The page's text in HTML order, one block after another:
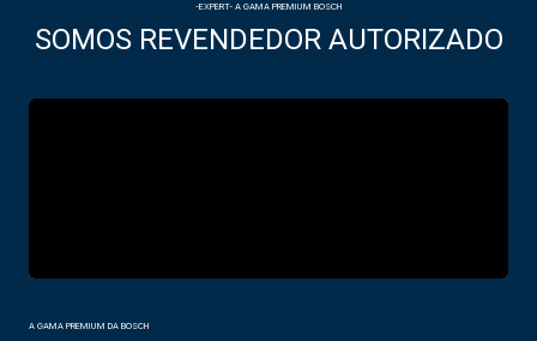
-EXPERT- A GAMA PREMIUM BOSCH
SOMOS REVENDEDOR AUTORIZADO
A GAMA PREMIUM DA BOSCH